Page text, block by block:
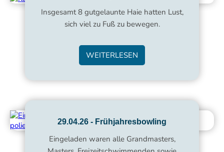
Insgesamt 8 gutgelaunte Haie hatten Lust,
sich viel zu Fuß zu bewegen.
WEITERLESEN
29.04.26 - Frühjahresbowling
Eingeladen waren alle Grandmasters,